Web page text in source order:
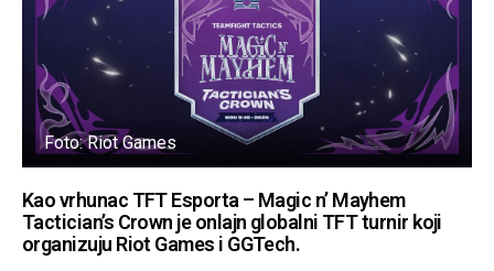
Foto: Riot Games
Kao vrhunac TFT Esporta – Magic n’ Mayhem
Tactician’s Crown je onlajn globalni TFT turnir koji
organizuju Riot Games i GGTech.